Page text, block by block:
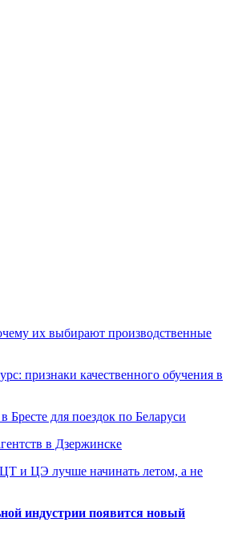
их выбирают производственные
признаки качественного обучения в
Бресте для поездок по Беларуси
в Дзержинске
и ЦЭ лучше начинать летом, а не
индустрии появится новый